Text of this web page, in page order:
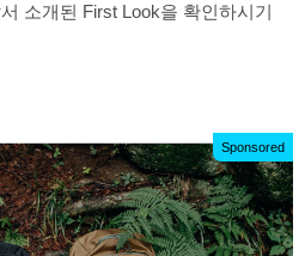
소개된 First Look을 확인하시기
Sponsored